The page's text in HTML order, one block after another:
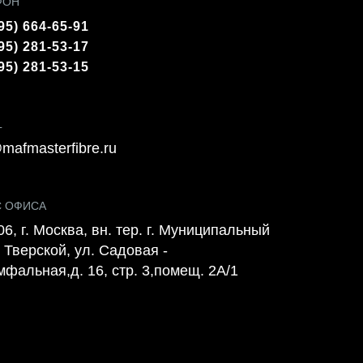
664-65-91
281-53-17
281-53-15
ОФИСА
г. Москва, вн. тер. г. Муниципальный
Тверской, ул. Садовая -
16, стр. 3,помещ. 2А/1